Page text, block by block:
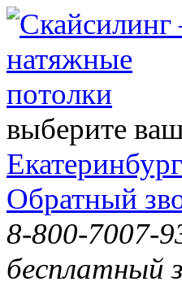
выберите
Екатеринбург
Обратный
8-800-7007-
бесплатный